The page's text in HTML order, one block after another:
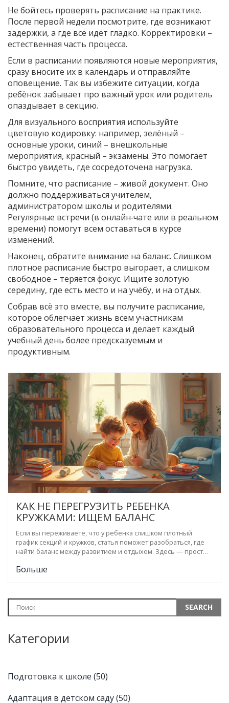
Не бойтесь проверять расписание на практике.
После первой недели посмотрите, где возникают
задержки, а где всё идёт гладко. Корректировки –
естественная часть процесса.
Если в расписании появляются новые мероприятия,
сразу вносите их в календарь и отправляйте
оповещение. Так вы избежите ситуации, когда
ребёнок забывает про важный урок или родитель
опаздывает в секцию.
Для визуального восприятия используйте
цветовую кодировку: например, зелёный –
основные уроки, синий – внешкольные
мероприятия, красный – экзамены. Это помогает
быстро увидеть, где сосредоточена нагрузка.
Помните, что расписание – живой документ. Оно
должно поддерживаться учителем,
администратором школы и родителями.
Регулярные встречи (в онлайн‑чате или в реальном
времени) помогут всем оставаться в курсе
изменений.
Наконец, обратите внимание на баланс. Слишком
плотное расписание быстро выгорает, а слишком
свободное – теряется фокус. Ищите золотую
середину, где есть место и на учёбу, и на отдых.
Собрав всё это вместе, вы получите расписание,
которое облегчает жизнь всем участникам
образовательного процесса и делает каждый
учебный день более предсказуемым и
продуктивным.
КАК НЕ ПЕРЕГРУЗИТЬ РЕБЕНКА
КРУЖКАМИ: ИЩЕМ БАЛАНС
Если вы переживаете, что у ребенка слишком плотный
график секций и кружков, статья поможет разобраться, где
найти баланс между развитием и отдыхом. Здесь — простые
свободного времени. Родители узнают, чем опасны
практические шаги. Всё, чтобы ребенок ходил на кружки с
удовольствием, а не через силу.
Больше
Категории
Подготовка к школе (50)
Адаптация в детском саду(50)